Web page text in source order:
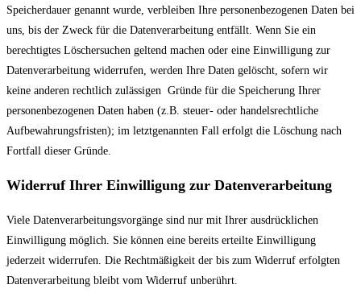
Speicherdauer genannt wurde, verbleiben Ihre personenbezogenen Daten bei
uns, bis der Zweck für die Datenverarbeitung entfällt. Wenn Sie ein
berechtigtes Löschersuchen geltend machen oder eine Einwilligung zur
Datenverarbeitung widerrufen, werden Ihre Daten gelöscht, sofern wir
keine anderen rechtlich zulässigen Gründe für die Speicherung Ihrer
personenbezogenen Daten haben (z.B. steuer- oder handelsrechtliche
Aufbewahrungsfristen); im letztgenannten Fall erfolgt die Löschung nach
Fortfall dieser Gründe.
Widerruf Ihrer Einwilligung zur Datenverarbeitung
Viele Datenverarbeitungsvorgänge sind nur mit Ihrer ausdrücklichen
Einwilligung möglich. Sie können eine bereits erteilte Einwilligung
jederzeit widerrufen. Die Rechtmäßigkeit der bis zum Widerruf erfolgten
Datenverarbeitung bleibt vom Widerruf unberührt.